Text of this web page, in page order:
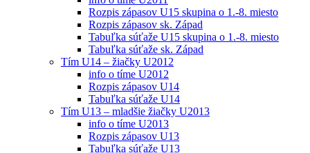
Rozpis zápasov U15 skupina o 1.-8. miesto
Rozpis zápasov sk. Západ
Tabuľka súťaže U15 skupina o 1.-8. miesto
Tabuľka súťaže sk. Západ
Tím U14 – žiačky U2012
info o tíme U2012
Rozpis zápasov U14
Tabuľka súťaže U14
Tím U13 – mladšie žiačky U2013
info o tíme U2013
Rozpis zápasov U13
Tabuľka súťaže U13